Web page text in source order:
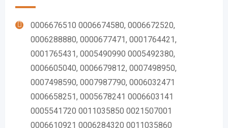
0006676510 0006674580, 0006672520,
0006288880, 0000677471, 0001764421,
0001765431, 0005490990 0005492380,
0006605040, 0006679812, 0007498950,
0007498590, 0007987790, 0006032471
0006658251, 0005678241 0006603141
0005541720 0011035850 0021507001
0006610921 0006284320 0011035860